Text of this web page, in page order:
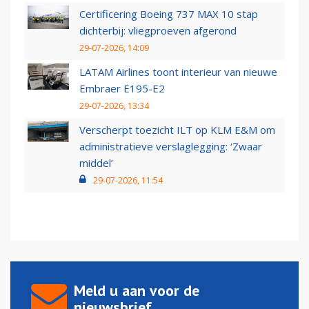
Certificering Boeing 737 MAX 10 stap
dichterbij: vliegproeven afgerond
29-07-2026, 14:09
LATAM Airlines toont interieur van nieuwe
Embraer E195-E2
29-07-2026, 13:34
Verscherpt toezicht ILT op KLM E&M om
administratieve verslaglegging: ‘Zwaar
middel’
29-07-2026, 11:54
Meld u aan voor de